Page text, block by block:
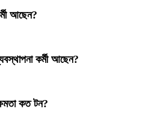
আছেন?
কর্মী আছেন?
কত টন?